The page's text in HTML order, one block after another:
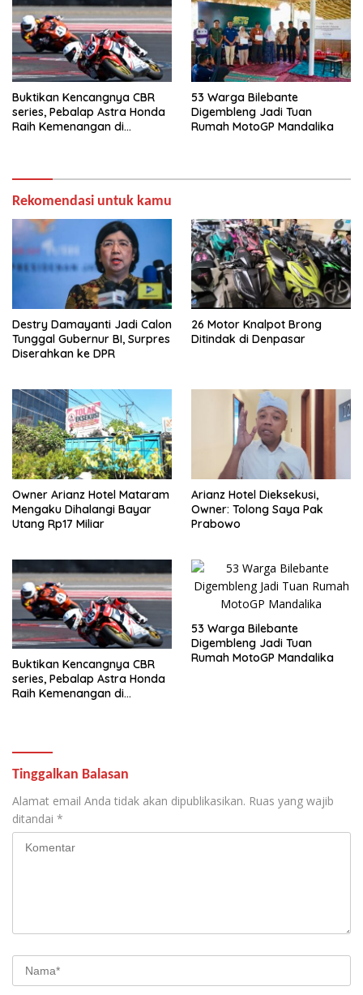
Buktikan Kencangnya CBR
series, Pebalap Astra Honda
Raih Kemenangan di
53 Warga Bilebante
Digembleng Jadi Tuan
Rumah MotoGP Mandalika
Rekomendasi untuk kamu
Destry Damayanti Jadi Calon
Tunggal Gubernur BI, Surpres
Diserahkan ke DPR
26 Motor Knalpot Brong
Ditindak di Denpasar
Owner Arianz Hotel Mataram
Mengaku Dihalangi Bayar
Utang Rp17 Miliar
Arianz Hotel Dieksekusi,
Owner: Tolong Saya Pak
Prabowo
Buktikan Kencangnya CBR
series, Pebalap Astra Honda
Raih Kemenangan di
53 Warga Bilebante
Digembleng Jadi Tuan
Rumah MotoGP Mandalika
Tinggalkan Balasan
Alamat email Anda tidak akan dipublikasikan. Ruas yang wajib
ditandai *